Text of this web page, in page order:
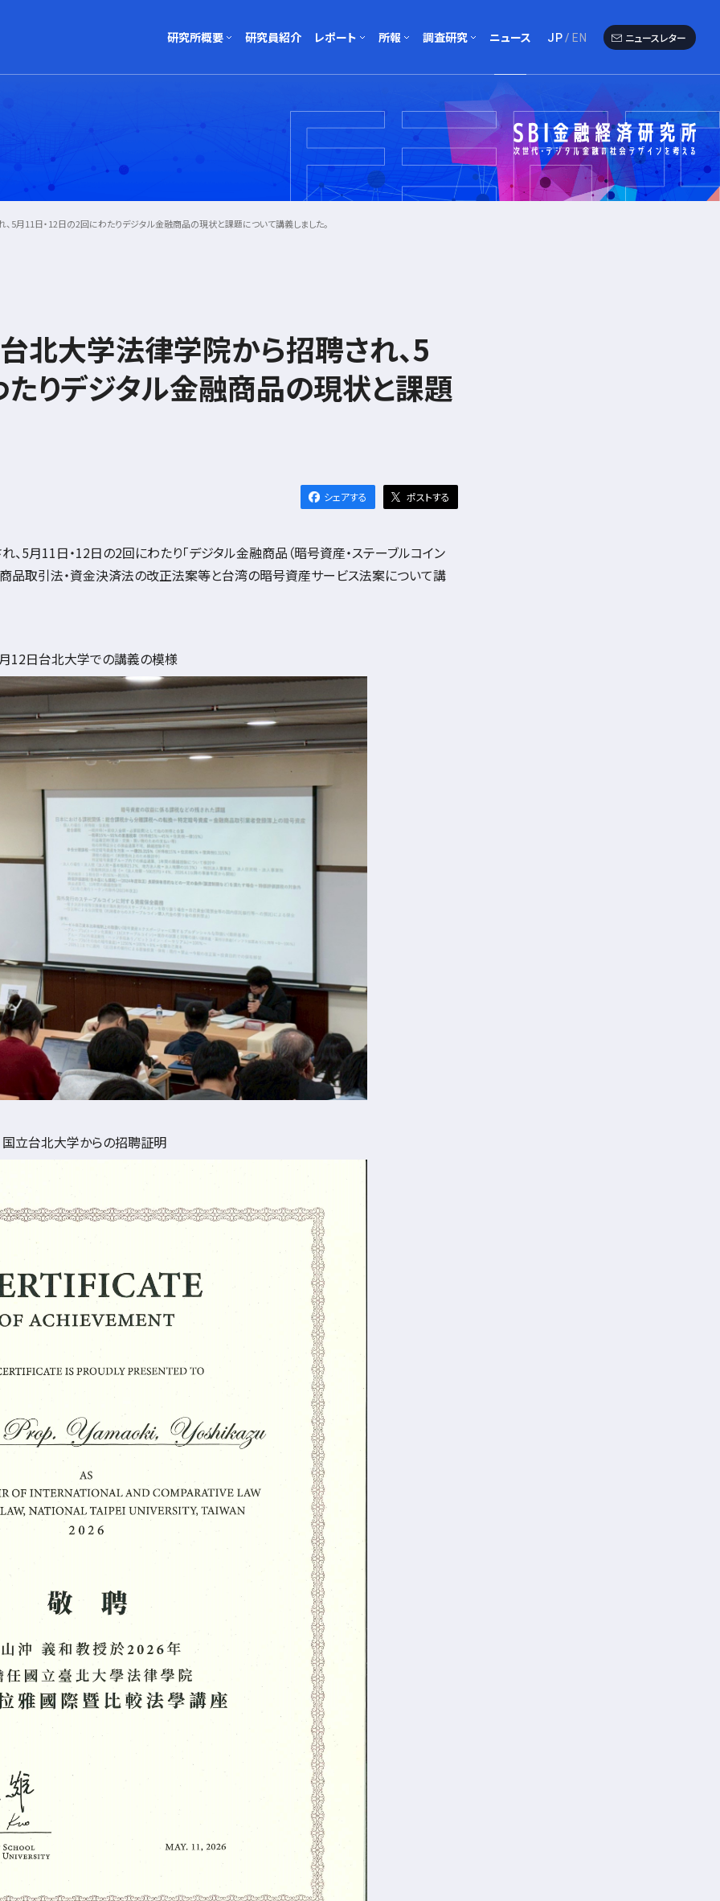
研究所概要 研究員紹介 レポート 所報
所報執筆者一覧
調査研究
アンケート調査
海外クロニクル
ワーキングペーパー
ニュース JP EN ニュースレター
月11日・12日の2回にわたりデジタル金融商品の現状と課題について講義しました。
北大学法律学院から招聘され、5
りデジタル金融商品の現状と課題
シェアする ポストする
、5月11日・12日の2回にわたり「デジタル金融商品（暗号資産・ステーブルコイン
商品取引法・資金決済法の改正法案等と台湾の暗号資産サービス法案について講
12日台北大学での講義の模様
国立台北大学からの招聘証明